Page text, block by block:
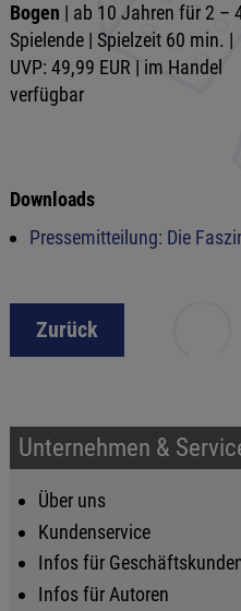
Bogen | ab 10 Jahren für 2 –
Spielende | Spielzeit 60 min. |
UVP: 49,99 EUR | im Handel
verfügbar
Downloads
Pressemitteilung: Die
Zurück
Unternehmen &
Über uns
Kundenservice
Infos für
Infos für Autoren